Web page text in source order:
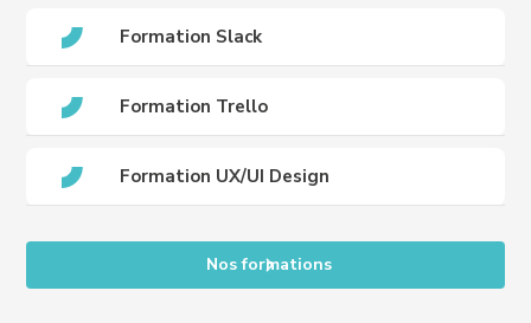
Formation Slack
Formation Trello
Formation UX/UI Design
Nos formations